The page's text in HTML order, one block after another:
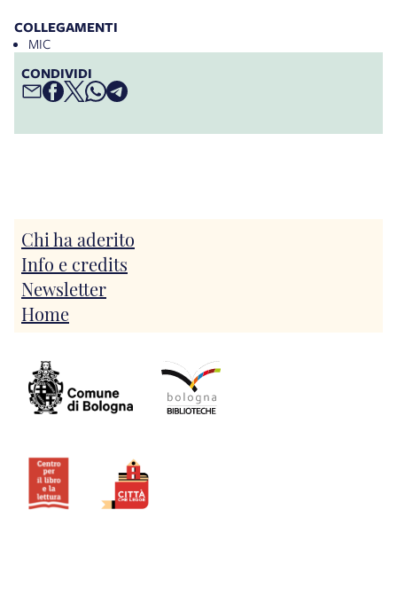
COLLEGAMENTI
MIC
CONDIVIDI
Chi ha aderito
Info e credits
Newsletter
Home